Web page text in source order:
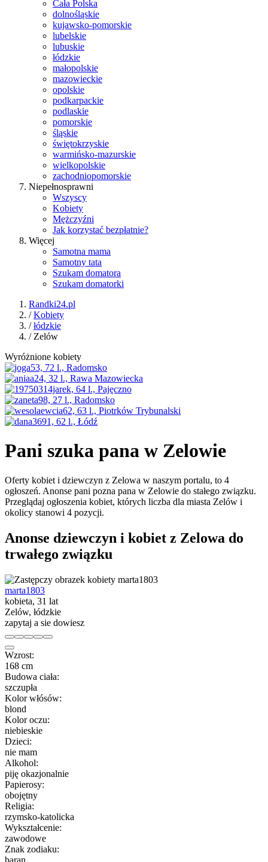
Cała Polska
dolnośląskie
kujawsko-pomorskie
lubelskie
lubuskie
łódzkie
małopolskie
mazowieckie
opolskie
podkarpackie
podlaskie
pomorskie
śląskie
świętokrzyskie
warmińsko-mazurskie
wielkopolskie
zachodniopomorskie
Niepełnosprawni
Wszyscy
Kobiety
Mężczyźni
Jak korzystać bezpłatnie?
Więcej
Samotna mama
Samotny tata
Szukam domatora
Szukam domatorki
Randki24.pl
/Kobiety
/łódzkie
/ Zelów
Wyróżnione kobiety
Pani szuka pana w Zelowie
Oferty kobiet i dziewczyn z Zelowa w naszym portalu, to 4
ogłoszeń. Anonse pani pozna pana w Zelowie do stałego związku.
Przeglądaj ogłoszenia kobiet, których liczba dla miasta Zelów i
okolicy stanowi 4 pozycji.
Anonse dziewczyn i kobiet z Zelowa do
trwałego związku
marta1803
kobieta, 31 lat
Zelów, łódzkie
zapytaj a sie dowiesz
Wzrost:
168 cm
Budowa ciała:
szczupła
Kolor włósów:
blond
Kolor oczu:
niebieskie
Dzieci:
nie mam
Alkohol:
piję okazjonalnie
Papierosy:
obojętny
Religia:
rzymsko-katolicka
Wykształcenie:
zawodowe
Znak zodiaku:
baran